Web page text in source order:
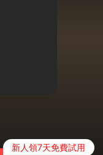
新人領7天免費試用